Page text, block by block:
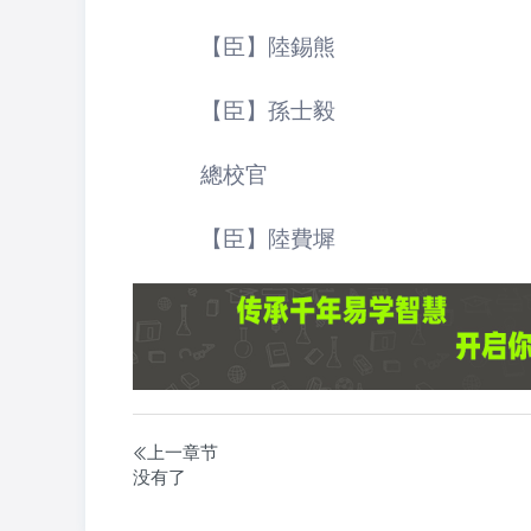
【臣】陸錫熊
【臣】孫士毅
總校官
【臣】陸費墀
上一章节
没有了